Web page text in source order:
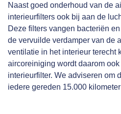
Naast goed onderhoud van de
interieurfilters ook bij aan de
Deze filters vangen bacteriën
de vervuilde verdamper van de
ventilatie in het interieur terecht
aircoreiniging wordt daarom
interieurfilter. We adviseren om
iedere gereden 15.000